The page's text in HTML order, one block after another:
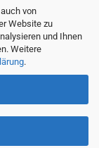
von
Website zu
und Ihnen
Weitere
.